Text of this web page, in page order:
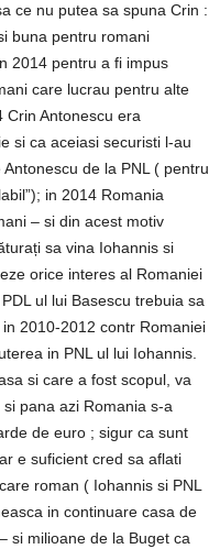
ce nu putea sa spuna Crin :
buna pentru romani
2014 pentru a fi impus
care lucrau pentru alte
Crin Antonescu era
si ca aceiasi securisti l-au
de la PNL ( pentru
in 2014 Romania
– si din acest motiv
sa vina Iohannis si
orice interes al Romaniei
ul lui Basescu trebuia sa
2010-2012 contr Romaniei
in PNL ul lui Iohannis.
si care a fost scopul, va
pana azi Romania s-a
de euro ; sigur ca sunt
e suficient cred sa aflati
roman ( Iohannis si PNL
in continuare casa de
si milioane de la Buget ca